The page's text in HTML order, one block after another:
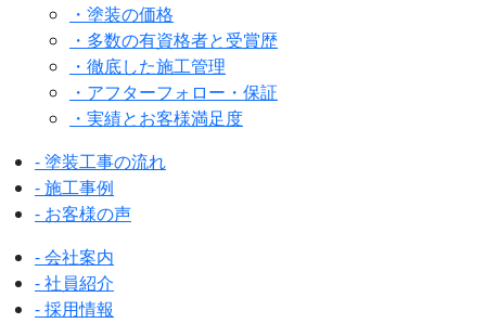
・塗装の価格
・多数の有資格者と受賞歴
・徹底した施工管理
・アフターフォロー・保証
・実績とお客様満足度
- 塗装工事の流れ
- 施工事例
- お客様の声
- 会社案内
- 社員紹介
- 採用情報